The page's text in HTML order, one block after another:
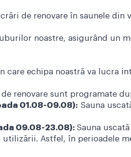
de renovare în saunele
noastre, asigurând un
care echipa noastră va
renovare sunt programate
01.08-09.08): Sauna
09.08-23.08): Sauna
Astfel, în perioadele